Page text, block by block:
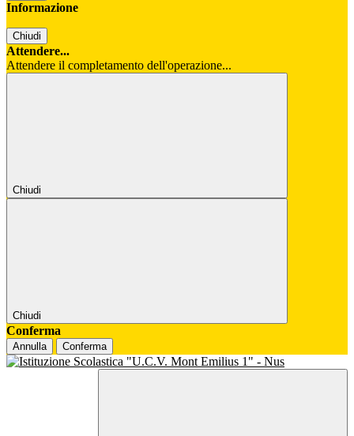
Informazione
Chiudi
Attendere...
Attendere il completamento dell'operazione...
Chiudi
Chiudi
Conferma
Annulla Conferma